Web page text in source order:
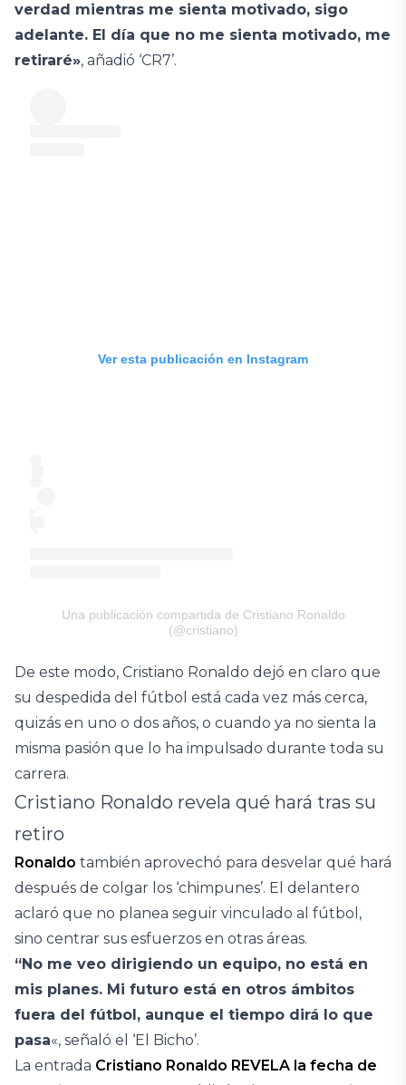
verdad mientras me sienta motivado, sigo
adelante. El día que no me sienta motivado, me
retiraré», añadió ‘CR7’.
Ver esta publicación en Instagram
Una publicación compartida de Cristiano Ronaldo
(@cristiano)
De este modo, Cristiano Ronaldo dejó en claro que
su despedida del fútbol está cada vez más cerca,
quizás en uno o dos años, o cuando ya no sienta la
misma pasión que lo ha impulsado durante toda su
carrera.
Cristiano Ronaldo revela qué hará tras su
retiro
Ronaldo también aprovechó para desvelar qué hará
después de colgar los ‘chimpunes’. El delantero
aclaró que no planea seguir vinculado al fútbol,
sino centrar sus esfuerzos en otras áreas.
“No me veo dirigiendo un equipo, no está en
mis planes. Mi futuro está en otros ámbitos
fuera del fútbol, aunque el tiempo dirá lo que
pasa«, señaló el ‘El Bicho’.
La entrada Cristiano Ronaldo REVELA la fecha de